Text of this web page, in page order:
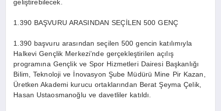
geliştirebilecek.
1.390 BAŞVURU ARASINDAN SEÇİLEN 500 GENÇ
1.390 başvuru arasından seçilen 500 gencin katılımıyla
Halkevi Gençlik Merkezi’nde gerçekleştirilen açılış
programına Gençlik ve Spor Hizmetleri Dairesi Başkanlığı
Bilim, Teknoloji ve İnovasyon Şube Müdürü Mine Pir Kazan,
Üretken Akademi kurucu ortaklarından Berat Şeyma Çelik,
Hasan Ustaosmanoğlu ve davetliler katıldı.